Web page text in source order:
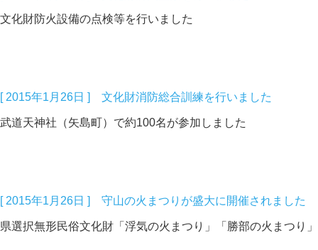
文化財防火設備の点検等を行いました
[ 2015年1月26日 ] 文化財消防総合訓練を行いました
武道天神社（矢島町）で約100名が参加しました
[ 2015年1月26日 ] 守山の火まつりが盛大に開催されました
県選択無形民俗文化財「浮気の火まつり」「勝部の火まつり